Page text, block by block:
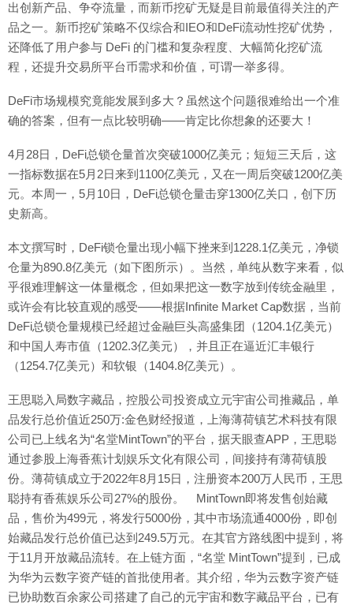
出创新产品、争夺流量，而新币挖矿无疑是目前最值得关注的产
品之一。新币挖矿策略不仅综合和IEO和DeFi流动性挖矿优势，
还降低了用户参与 DeFi 的门槛和复杂程度、大幅简化挖矿流
程，还提升交易所平台币需求和价值，可谓一举多得。
DeFi市场规模究竟能发展到多大？虽然这个问题很难给出一个准
确的答案，但有一点比较明确——肯定比你想象的还要大！
4月28日，DeFi总锁仓量首次突破1000亿美元；短短三天后，这
一指标数据在5月2日来到1100亿美元，又在一周后突破1200亿美
元。本周一，5月10日，DeFi总锁仓量击穿1300亿关口，创下历
史新高。
本文撰写时，DeFi锁仓量出现小幅下挫来到1228.1亿美元，净锁
仓量为890.8亿美元（如下图所示）。当然，单纯从数字来看，似
乎很难理解这一体量概念，但如果把这一数字放到传统金融里，
或许会有比较直观的感受——根据Infinite Market Cap数据，当前
DeFi总锁仓量规模已经超过金融巨头高盛集团（1204.1亿美元）
和中国人寿市值（1202.3亿美元），并且正在逼近汇丰银行
（1254.7亿美元）和软银（1404.8亿美元）。
王思聪入局数字藏品，控股公司投资成立元宇宙公司推藏品，单
品发行总价值近250万:金色财经报道，上海薄荷镇艺术科技有限
公司已上线名为“名堂MintTown”的平台，据天眼查APP，王思聪
通过参股上海香蕉计划娱乐文化有限公司，间接持有薄荷镇股
份。薄荷镇成立于2022年8月15日，注册资本200万人民币，王思
聪持有香蕉娱乐公司27%的股份。 MintTown即将发售创始藏
品，售价为499元，将发行5000份，其中市场流通4000份，即创
始藏品发行总价值已达到249.5万元。在其官方路线图中提到，将
于11月开放藏品流转。在上链方面，“名堂 MintTown”提到，已成
为华为云数字资产链的首批使用者。其介绍，华为云数字资产链
已协助数百余家公司搭建了自己的元宇宙和数字藏品平台，已有